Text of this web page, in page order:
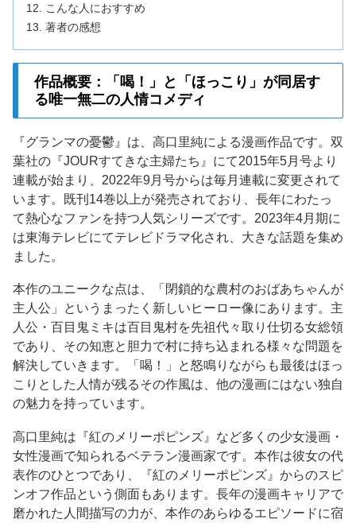
こんな人におすすめ
著者の感想
作品概要：「喝！」と「ほっこり」が同居す
る唯一無二の人情コメディ
『グランマの憂鬱』は、高口里純による漫画作品です。双
葉社の『JOURすてきな主婦たち』にて2015年5月号より
連載が始まり、2022年9月号からは毎月連載に変更されて
います。既刊14巻以上が発売されており、長年にわたっ
て熱心なファンを持つ人気シリーズです。2023年4月期に
は東海テレビにてテレビドラマ化され、大きな話題を集め
ました。
本作のユニークな点は、「閉鎖的な農村のおばあちゃんが
主人公」というまったく新しいヒーロー像にあります。主
人公・百目鬼ミキは百目鬼村を先祖代々取り仕切る女総領
であり、その知恵と胆力で村に持ち込まれる様々な問題を
解決していきます。「喝！」と怒鳴りながらも最後はほっ
こりとした人情が残るその作風は、他の漫画にはない独自
の魅力を持っています。
高口里純は『紅のメリーポピンズ』など多くの少女漫画・
女性漫画で知られるベテラン漫画家です。本作は彼女の代
表作のひとつであり、『紅のメリーポピンズ』からのスピ
ンオフ作品という側面もあります。長年の漫画キャリアで
磨かれた人間描写の力が、本作のあらゆるエピソードに宿